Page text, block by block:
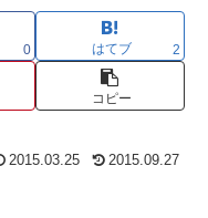
0 はてブ 2
コピー
2015.03.25 2015.09.27